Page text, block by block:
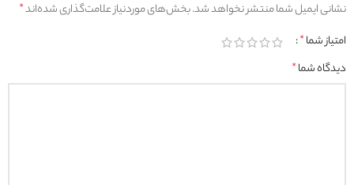
نشانی ایمیل شما منتشر نخواهد شد.بخش‌های موردنیاز علامت‌گذاری شده‌اند*
امتیاز شما*
دیدگاه شما*